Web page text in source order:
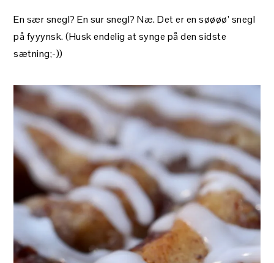
En sær snegl? En sur snegl? Næ. Det er en søøøø’ snegl
på fyyynsk. (Husk endelig at synge på den sidste
sætning;-))